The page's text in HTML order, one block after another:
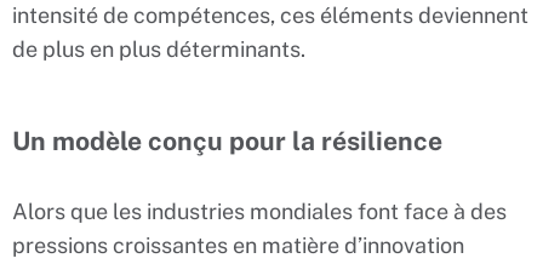
intensité de compétences, ces éléments deviennent
de plus en plus déterminants.
Un modèle conçu pour la résilience
Alors que les industries mondiales font face à des
pressions croissantes en matière d’innovation